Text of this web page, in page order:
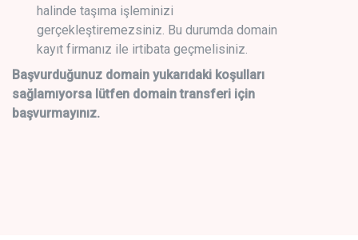
halinde taşıma işleminizi
gerçekleştiremezsiniz. Bu durumda domain
kayıt firmanız ile irtibata geçmelisiniz.
Başvurduğunuz domain yukarıdaki koşulları
sağlamıyorsa lütfen domain transferi için
başvurmayınız.